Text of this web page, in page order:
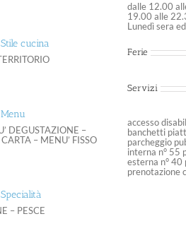
Stile cucina
Menu
DEGUSTAZIONE –
– MENU’ FISSO
Specialità
– PESCE
dalle 12.00
19.00 alle
Lunedì sera
Ferie
Servizi
accesso
banchetti
parcheggio
interna n° 55
esterna n° 40
prenotazione